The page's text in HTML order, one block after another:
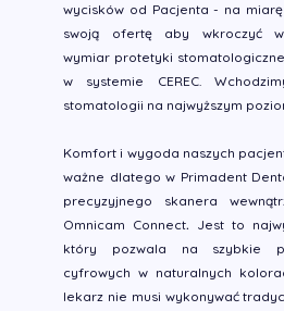
wycisków od Pacjenta - na miarę
swoją ofertę aby wkroczyć w
wymiar protetyki
w systemie CEREC.
stomatologii na najwyższym
Komfort i wygoda naszych
ważne dlatego w Primadent
precyzyjnego skanera
Omnicam Connect. Jest to
który pozwala na szybkie
cyfrowych w naturalnych
lekarz nie musi wykonywać